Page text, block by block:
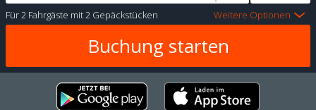
Für2 Fahrgäste mit2 Gepäckstücken Weitere Optionen